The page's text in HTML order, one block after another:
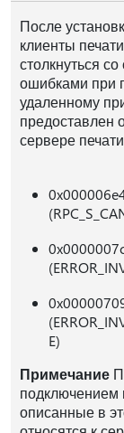
После
клиенты
столкнуться
ошибками при
удаленному
предоставлен
сервере
E)
Примечание
подключением
описанные в